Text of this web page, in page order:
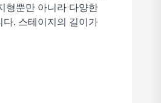
형뿐만 아니라 다양한
. 스테이지의 길이가